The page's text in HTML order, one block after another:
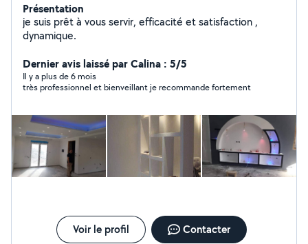
Présentation
je suis prêt à vous servir, efficacité et satisfaction ,
dynamique.
Dernier avis laissé par Calina : 5/5
Il y a plus de 6 mois
très professionnel et bienveillant je recommande fortement
Voir le profil Contacter